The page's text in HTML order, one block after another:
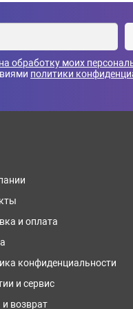
обработку моих
политики
и оплата
конфиденциальности
и сервис
возврат